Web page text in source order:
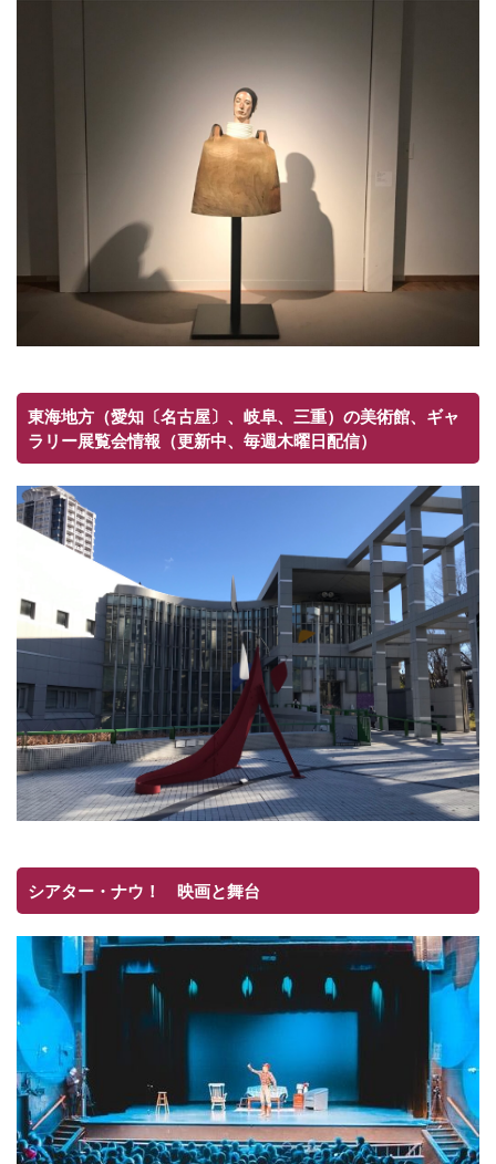
東海地方（愛知〔名古屋〕、岐阜、三重）の美術館、ギャ
ラリー展覧会情報（更新中、毎週木曜日配信）
シアター・ナウ！ 映画と舞台